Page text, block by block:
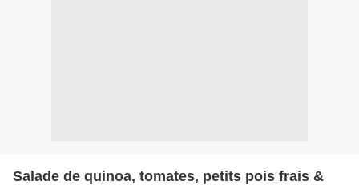
Salade de quinoa, tomates, petits pois frais &